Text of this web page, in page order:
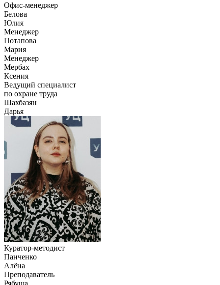
Офис-менеджер
Белова
Юлия
Менеджер
Потапова
Мария
Менеджер
Мербах
Ксения
Ведущий специалист
по охране труда
Шахбазян
Дарья
Куратор-методист
Панченко
Алёна
Преподаватель
Рябуша